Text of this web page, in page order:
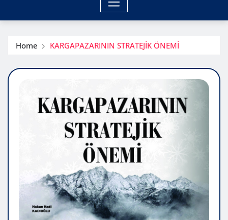
Home KARGAPAZARININ STRATEJİK ÖNEMİ